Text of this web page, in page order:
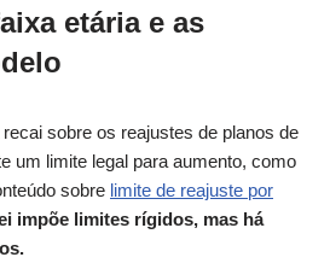
etária e as
sobre os reajustes de planos de
um limite legal para aumento, como
sobre limite de reajuste por
impõe limites rígidos, mas há